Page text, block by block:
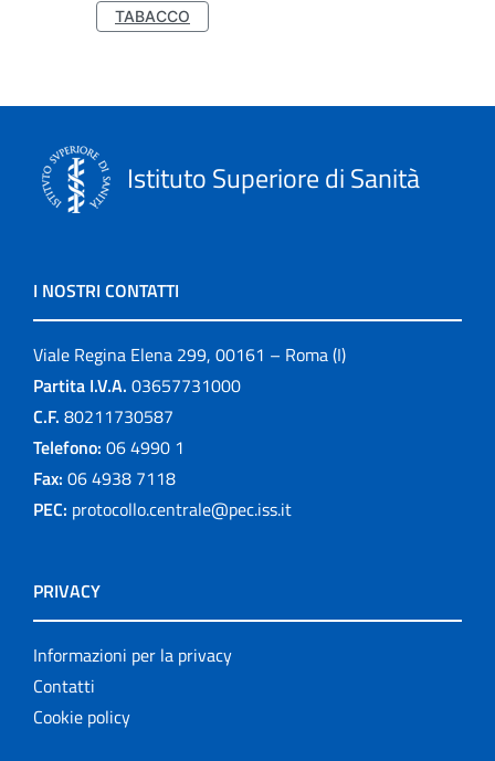
TABACCO
Istituto Superiore di Sanità
I NOSTRI CONTATTI
Viale Regina Elena 299, 00161 – Roma (I)
Partita I.V.A. 03657731000
C.F. 80211730587
Telefono: 06 4990 1
Fax: 06 4938 7118
PEC: protocollo.centrale@pec.iss.it
PRIVACY
Informazioni per la privacy
Contatti
Cookie policy